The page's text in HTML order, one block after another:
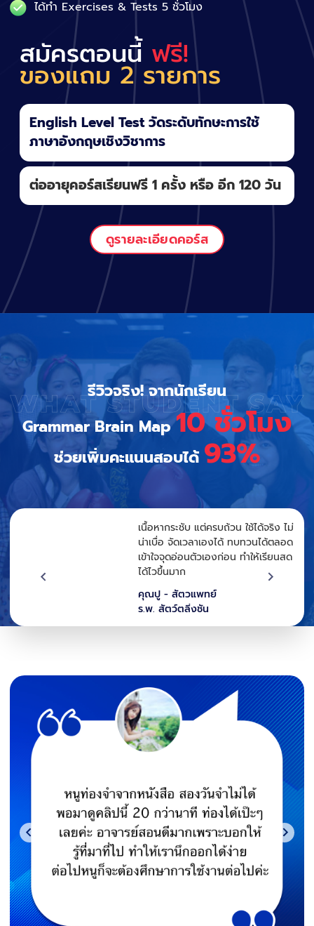
ได้ทำ Exercises & Tests 5 ชั่วโมง
สมัครตอนนี้ ฟรี!
ของแถม 2 รายการ
English Level Test วัดระดับทักษะการใช้
ภาษาอังกฤษเชิงวิชาการ
ต่ออายุคอร์สเรียนฟรี 1 ครั้ง หรือ อีก 120 วัน
ดูรายละเอียดคอร์ส
รีวิวจริง! จากนักเรียน
Grammar Brain Map10 ชั่วโมง
ช่วยเพิ่มคะแนนสอบได้ 93%
ป
เนื้อหากระชับ แต่ครบถ้วน ใช้ได้จริง ไม่
น่าเบื่อ จัดเวลาเองได้ ทบทวนได้ตลอด
เข้าใจจุดอ่อนตัวเองก่อน ทำให้เรียนสด
ได้ไวขึ้นมาก
คุณปู - สัตวแพทย์
ร.พ. สัตว์ตลิ่งชัน